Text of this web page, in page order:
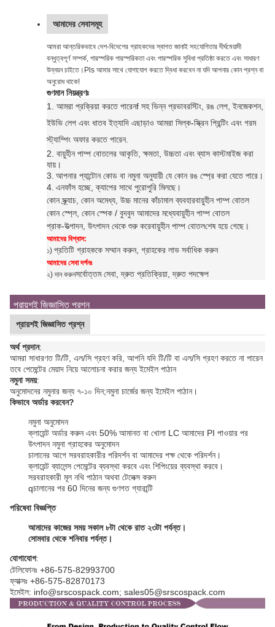
আমাদের সেবাসমূহ
আমরা আন্তরিকভাবে দেশ-বিদেশের গ্রাহকদের স্বাগত জানাই সহযোগিতার দীর্ঘমেয়াদী
বন্ধুত্বপূর্ণ সম্পর্ক, পারস্পরিক পারস্পরিকতা এবং পারস্পরিক সুবিধা প্রতিষ্ঠা করতে এবং সাধারণ
উন্নয়ন চাইতে।Pls আমার সাথে যোগাযোগ করতে দ্বিধা করবেন না যদি আপনার কোন প্রশ্ন বা
অনুরোধ থাকে!
গুণমান নিয়ন্ত্রণঃ
1. আমরা প্রক্রিয়া করতে পারেনf সহ ভিন্ন প্রভাবরস্টিং, রঙ লেপ, ইনজেকশন,
ইউভি লেপ এবং ধাতব ইত্যাদি এছাড়াও আমরা সিল্ক-স্ক্রিন প্রিন্টিং এবং গরম
স্ট্যাম্পিং অফার করতে পারেন.
2. বায়ুহীন পাম্প বোতলের আকৃতি, ক্ষমতা, উচ্চতা এবং ব্যাস কাস্টমাইজ করা
যায়।
3. আপনার প্যান্টোন কোড বা নমুনা অনুযায়ী যে কোন রঙ স্প্রে করা যেতে পারে।
4. এনফাঁস হচ্ছে, ক্যাপের সাথে পুরোপুরি মিলছে।
কোন স্ক্র্যাচ, কোন অমেধ্য, উচ্চ মানের কাঁচামাল ব্যবহারবায়ুহীন পাম্প বোতল
কোন স্প্লে, কোন স্পেক / বুদবুদ আমাদের মধ্যেবায়ুহীন পাম্প বোতল
প্রাক-উত্পাদন, উৎপাদন থেকে শুরু করেবায়ুহীন পাম্প বোতলশেষ হয়ে গেছে।
আমাদের বিশ্বাস:
১) প্রতিটি গ্রাহককে সম্মান করুন, গ্রাহকের লাভ সর্বাধিক করুন
আমাদের সেবা দর্শনঃ
২) দান করুনসর্বোত্তম সেবা, দ্রুত প্রতিক্রিয়া, দ্রুত পদক্ষেপ
প্রায়শই জিজ্ঞাসিত প্রশ্ন
প্রায়শই জিজ্ঞাসিত প্রশ্ন
অর্থ প্রদান:
আমরা সাধারণত টি/টি, এল/সি গ্রহণ করি, আপনি যদি টি/টি বা এল/সি গ্রহণ করতে না পারেন
তবে পেমেন্টের মেয়াদ নিয়ে আলোচনা করার জন্য ইমেইল পাঠান
নমুনা সময়:
অনুমোদনের নমুনার জন্য ৭-১০ দিন;নমুনা চার্জের জন্য ইমেইল পাঠান।
কিভাবে অর্ডার করবেন?
নমুনা অনুমোদন
ক্লায়েন্ট অর্ডার করুন এবং 50% আমানত বা খোলা LC আমাদের PI পাওয়ার পর
উৎপাদন নমুনা গ্রাহকের অনুমোদন
চালানের আগে সরবরাহকারীর পরিদর্শন বা আমাদের পক্ষ থেকে পরিদর্শন।
ক্লায়েন্ট ব্যালেন্স পেমেন্টের ব্যবস্থা করবে এবং শিপিংয়ের ব্যবস্থা করবে।
সরবরাহকারী মূল নথি পাঠান অথবা টেলেক্স করুন
qচালানের পর 60 দিনের জন্য গুণগত গ্যারান্টি
পরিষেবা বিজ্ঞপ্তি
আমাদের কাজের সময় সকাল ৮টা থেকে রাত ২৩টা পর্যন্ত।
সোমবার থেকে শনিবার পর্যন্ত।
যোগাযোগ:
টেলিফোনঃ +86-575-82993700
ফ্যাক্সঃ +86-575-82870173
ইমেইল: info@srscospack.com; sales05@srscospack.com